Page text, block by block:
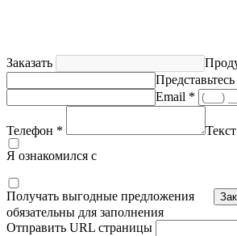
Заказать
Email *
Телефон *
Я ознакомился с
Получать выгодные предложения
обязательны для заполнения
Отправить URL страницы